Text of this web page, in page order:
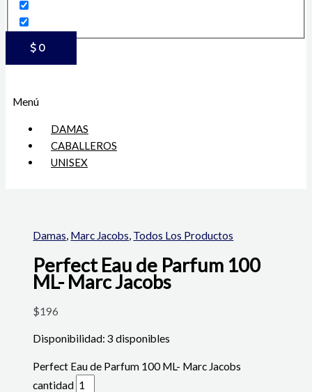
$ 0
Menú
DAMAS
CABALLEROS
UNISEX
Damas, Marc Jacobs, Todos Los Productos
Perfect Eau de Parfum 100
ML- Marc Jacobs
$196
Disponibilidad: 3 disponibles
Perfect Eau de Parfum 100 ML- Marc Jacobs
cantidad